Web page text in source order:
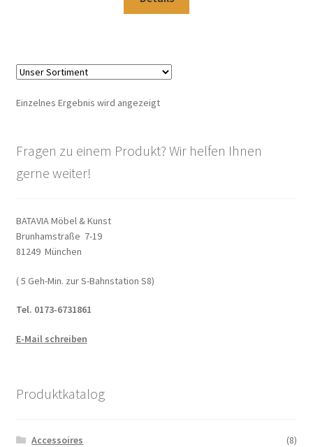
Versandkosten und Zahlungsbedingungen
Zahlungsarten
Einzelnes Ergebnis wird angezeigt
Fragen zu einem Produkt? Wir helfen Ihnen
gerne weiter!
BATAVIA Möbel & Kunst
Brunhamstraße 7-19
81249 München
( 5 Geh-Min. zur S-Bahnstation S8)
Tel. 0173-6731861
E-Mail schreiben
Produktkatalog
Accessoires
(8)